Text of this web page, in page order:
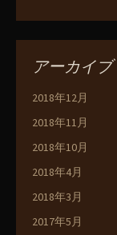
アーカイブ
2018年12月
2018年11月
2018年10月
2018年4月
2018年3月
2017年5月